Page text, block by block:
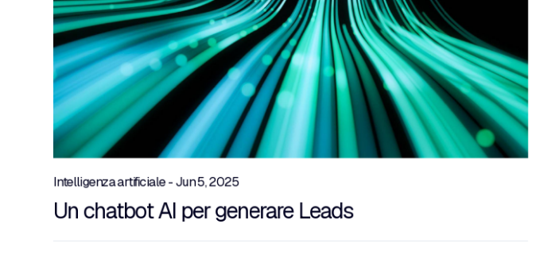
Intelligenza artificiale - Jun 5, 2025
Un chatbot AI per generare Leads